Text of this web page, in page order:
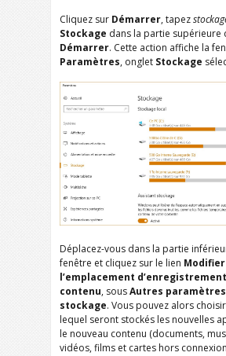
Cliquez sur Démarrer, tapez
Stockage dans la partie supérieure
Démarrer. Cette action affiche la
Paramètres, onglet Stockage
Déplacez-vous dans la partie
fenêtre et cliquez sur le lien Modifier
l’emplacement
contenu, sousAutres
stockage. Vous pouvez alors
lequel seront stockés les nouvelles
le nouveau contenu (documents,
vidéos, films et cartes hors